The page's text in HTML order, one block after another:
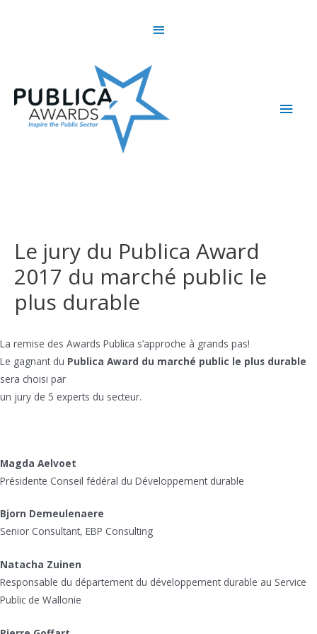
Above
Main
Le jury du Publica Award
2017 du marché public le
plus durable
La remise des Awards Publica s’approche à grands pas!
Le gagnant du Publica Award du marché public le plus durable
sera choisi par
un jury de 5 experts du secteur.
Magda Aelvoet
Présidente Conseil fédéral du Développement durable
Bjorn Demeulenaere
Senior Consultant, EBP Consulting
Natacha Zuinen
Responsable du département du développement durable au Service
Public de Wallonie